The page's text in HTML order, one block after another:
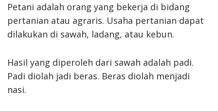
Petani adalah orang yang bekerja di bidang
pertanian atau agraris. Usaha pertanian dapat
dilakukan di sawah, ladang, atau kebun.
Hasil yang diperoleh dari sawah adalah padi.
Padi diolah jadi beras. Beras diolah menjadi
nasi.